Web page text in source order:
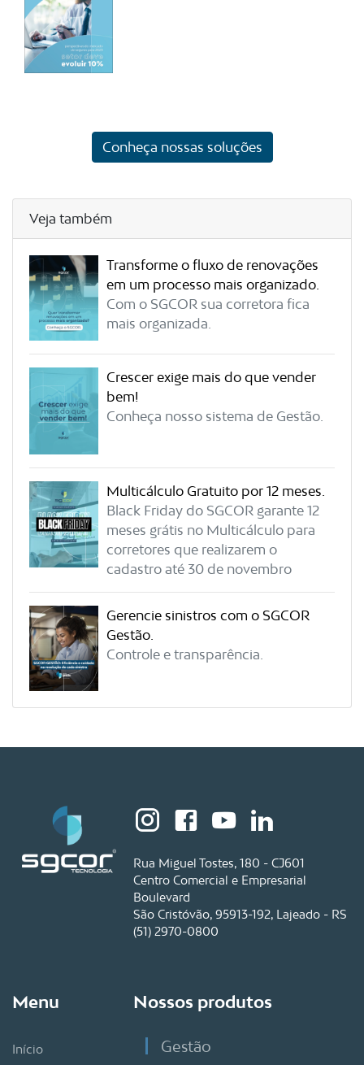
Conheça nossas soluções
Veja também
Transforme o fluxo de renovações
em um processo mais organizado.
Com o SGCOR sua corretora fica
mais organizada.
Crescer exige mais do que vender
bem!
Conheça nosso sistema de Gestão.
Multicálculo Gratuito por 12 meses.
Black Friday do SGCOR garante 12
meses grátis no Multicálculo para
corretores que realizarem o
cadastro até 30 de novembro
Gerencie sinistros com o SGCOR
Gestão.
Controle e transparência.
Rua Miguel Tostes, 180 - CJ601
Centro Comercial e Empresarial
Boulevard
São Cristóvão, 95913-192, Lajeado - RS
(51) 2970-0800
Menu
Início
Nossos produtos
Gestão